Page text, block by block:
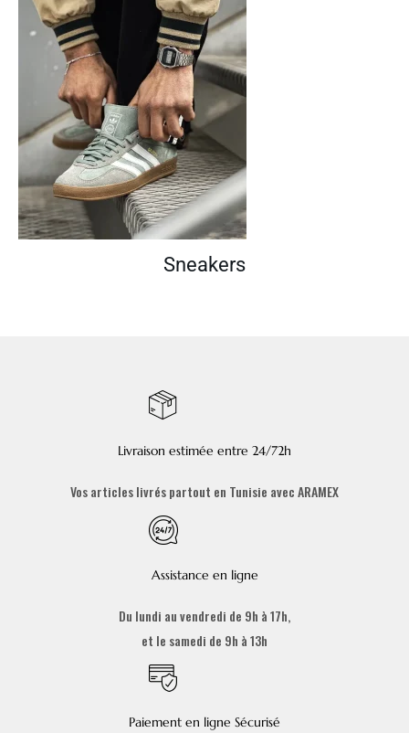
Sneakers
Livraison estimée entre 24/72h
Vos articles livrés partout en Tunisie avec ARAMEX
Assistance en ligne
Du lundi au vendredi de 9h à 17h,
et le samedi de 9h à 13h
Paiement en ligne Sécurisé